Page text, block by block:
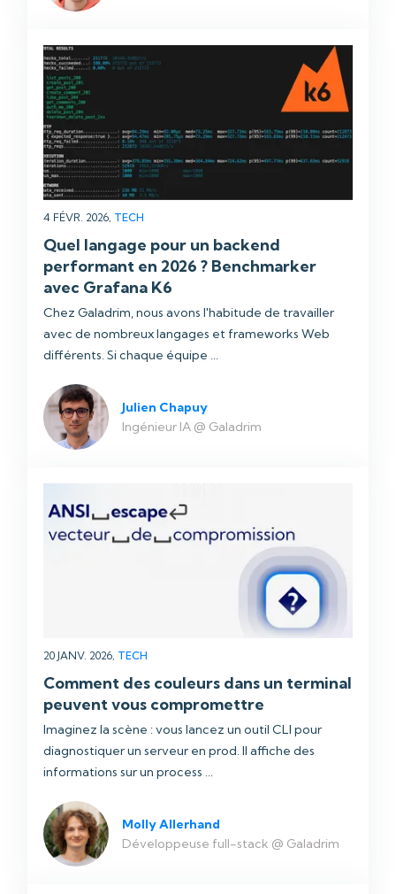
4 FÉVR. 2026, TECH
Quel langage pour un backend
performant en 2026 ? Benchmarker
avec Grafana K6
Chez Galadrim, nous avons l'habitude de travailler
avec de nombreux langages et frameworks Web
différents. Si chaque équipe ...
Julien Chapuy
Ingénieur IA @ Galadrim
20 JANV. 2026, TECH
Comment des couleurs dans un terminal
peuvent vous compromettre
Imaginez la scène : vous lancez un outil CLI pour
diagnostiquer un serveur en prod. Il affiche des
informations sur un process ...
Molly Allerhand
Développeuse full-stack @ Galadrim